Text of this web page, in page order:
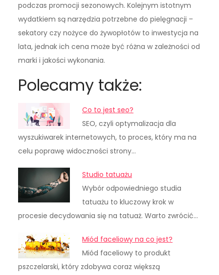
podczas promocji sezonowych. Kolejnym istotnym
wydatkiem są narzędzia potrzebne do pielęgnacji –
sekatory czy nożyce do żywopłotów to inwestycja na
lata, jednak ich cena może być różna w zależności od
marki i jakości wykonania.
Polecamy także:
Co to jest seo?
SEO, czyli optymalizacja dla
wyszukiwarek internetowych, to proces, który ma na
celu poprawę widoczności strony…
Studio tatuażu
Wybór odpowiedniego studia
tatuażu to kluczowy krok w
procesie decydowania się na tatuaż. Warto zwrócić…
Miód faceliowy na co jest?
Miód faceliowy to produkt
pszczelarski, który zdobywa coraz większą